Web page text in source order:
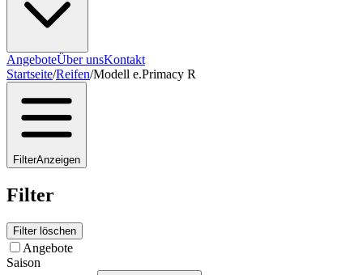
AngeboteÜber unsKontakt
Startseite/Reifen/Modell e.Primacy R
FilterAnzeigen
Filter
Filter löschen
Angebote
Saison